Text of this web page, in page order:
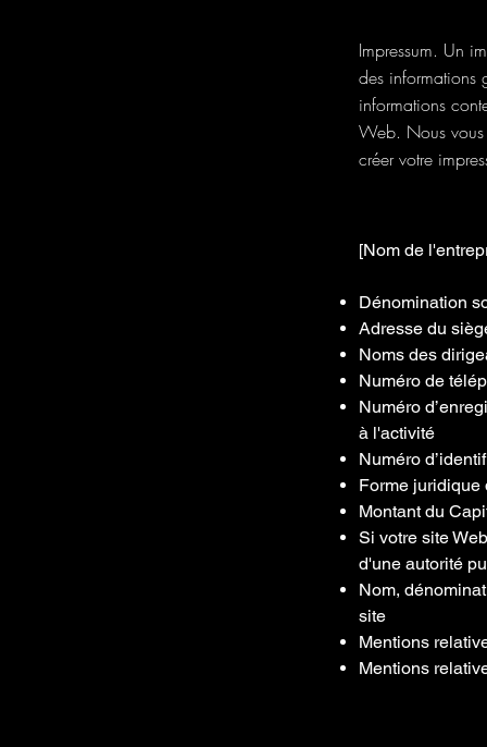
Impressum. Un
des informations
informations
Web. Nous
créer votre
[Nom de
Dénomination
Adresse du
Noms des
Numéro de
Numéro
à l'activité
Numéro
Forme juridique
Montant du
Si votre site
d'une autorité
Nom,
site
Mentions
Mentions